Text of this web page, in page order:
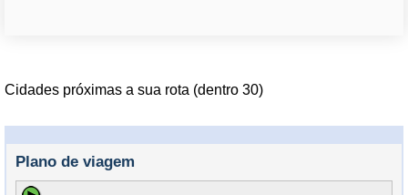
Cidades próximas a sua rota (dentro 30)
Plano de viagem